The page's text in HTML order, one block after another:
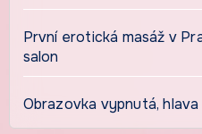
První erotická masáž v
salon
Obrazovka vypnutá,